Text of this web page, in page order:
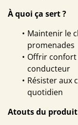
À quoi ça sert ?
Maintenir le
promenades
Offrir confort
conducteur
Résister aux
quotidien
Atouts du